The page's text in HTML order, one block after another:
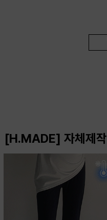
[H.MADE] 자체제작